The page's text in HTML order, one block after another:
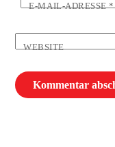
E-MAIL-ADRESSE*
WEBSITE